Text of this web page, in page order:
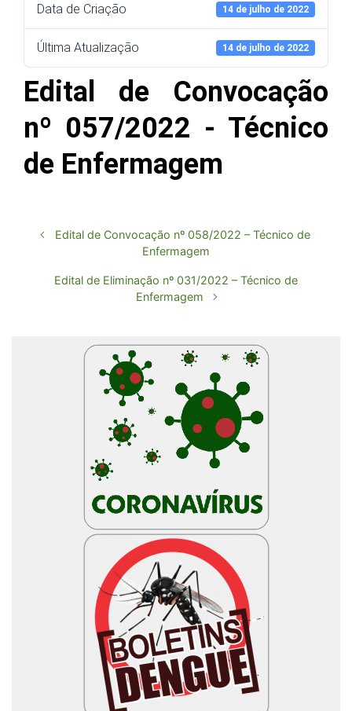
Data de Criação 14 de julho de 2022
Última Atualização 14 de julho de 2022
Edital de Convocação
nº 057/2022 - Técnico
de Enfermagem
Edital de Convocação nº 058/2022 – Técnico de
Enfermagem
Edital de Eliminação nº 031/2022 – Técnico de
Enfermagem